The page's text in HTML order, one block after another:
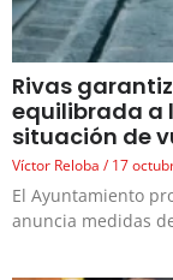
Rivas
equilibrada a
situación de
Víctor Reloba 17
El Ayuntamiento
anuncia medidas